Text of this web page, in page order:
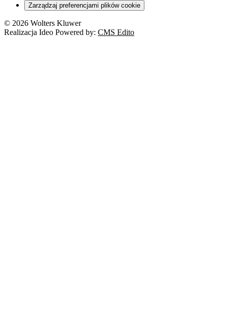
Zarządzaj preferencjami plików cookie
© 2026 Wolters Kluwer
Realizacja Ideo Powered by: CMS Edito